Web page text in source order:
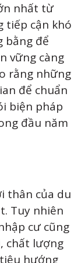
nhất từ
tiếp cận khó
bằng để
vững càng
rằng những
để chuẩn
biện pháp
đầu năm
thân của du
Tuy nhiên
cư cũng
chất lượng
hướng